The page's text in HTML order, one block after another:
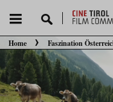
Sie befinden sich hier:
Home Faszination